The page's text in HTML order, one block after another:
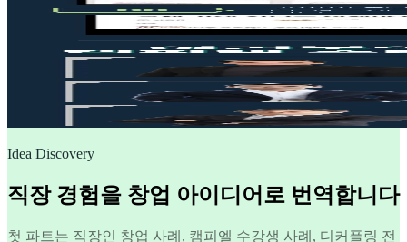
Idea Discovery
직장 경험을 창업 아이디어로 번역합니다
첫 파트는 직장인 창업 사례, 캠피엘 수강생 사례, 디커플링 전